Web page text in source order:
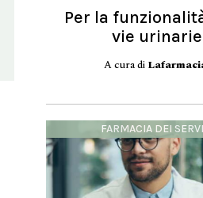
Per la
vie urinarie
A cura di
FARMACIA DEI